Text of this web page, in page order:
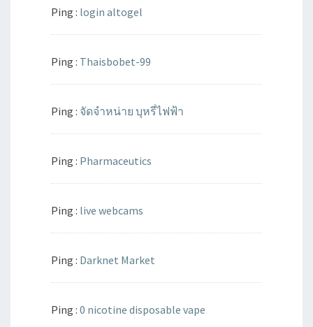
Ping : login altogel
Ping : Thaisbobet-99
Ping : จัดจำหน่าย บุหรี่ไฟฟ้า
Ping : Pharmaceutics
Ping : live webcams
Ping : Darknet Market
Ping : 0 nicotine disposable vape